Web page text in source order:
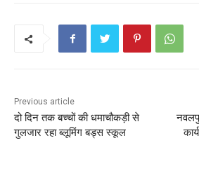
p
Previous article
दो दिन तक बच्चों की धमाचौकड़ी से
गुलजार रहा ब्लूमिंग बड्स स्कूल